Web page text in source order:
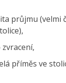
průjmu (velmi
příměs ve